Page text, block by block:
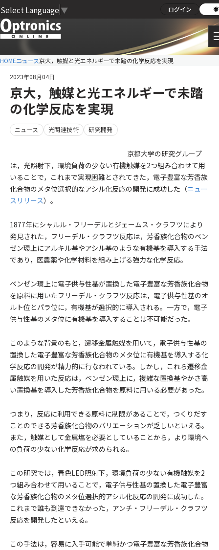
Select Language ▼ ログイン
HOMEニュース京大，触媒と光エネルギーで未踏の化学反応を実現
2023年08月04日
京大，触媒と光エネルギーで未踏
の化学反応を実現
ニュース 光関連技術 研究開発
京都大学の研究グループ
は，光照射下，環境負荷の少ない有機触媒を2つ組み合わせて用
いることで，これまで実現困難とされてきた，電子豊富な芳香族
化合物のメタ位選択的なアシル化反応の開発に成功した（ニュー
スリリース）。
1877年にシャルル・フリーデルとジェームス・クラフツにより
発見された，フリーデル・クラフツ反応は，芳香族化合物のベン
ゼン環上にアルキル基やアシル基のような有機基を導入する手法
であり，医農薬や化学材料を組み上げる強力な化学反応。
ベンゼン環上に電子供与性基が置換した電子豊富な芳香族化合物
を原料に用いたフリーデル・クラフツ反応は，電子供与性基のオ
ルト位とパラ位に，有機基が選択的に導入される。一方で，電子
供与性基のメタ位に有機基を導入することは不可能だった。
このような背景のもと，遷移金属触媒を用いて，電子供与性基の
置換した電子豊富な芳香族化合物のメタ位に有機基を導入する化
学反応の開発が精力的に行なわれている。しかし，これら遷移金
属触媒を用いた反応は，ベンゼン環上に，複雑な置換基やかさ高
い置換基を導入した芳香族化合物を原料に用いる必要があった。
つまり，反応に利用できる原料に制限があることで，つくりだす
ことのできる芳香族化合物のバリエーションが乏しいといえる。
また，触媒として金属塩を必要としていることから，より環境へ
の負荷の少ない化学反応が求められる。
この研究では，青色LED照射下，環境負荷の少ない有機触媒を2
つ組み合わせて用いることで，電子供与性基の置換した電子豊富
な芳香族化合物のメタ位選択的アシル化反応の開発に成功した。
これまで誰も到達できなかった，アンチ・フリーデル・クラフツ
反応を開発したといえる。
この手法は，容易に入手可能で単純かつ電子豊富な芳香族化合物